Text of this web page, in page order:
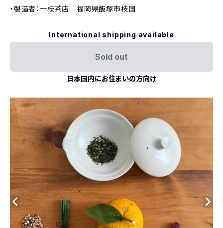
・製造者：一枝茶店 福岡県飯塚市枝国
International shipping available
Sold out
日本国内にお住まいの方向け